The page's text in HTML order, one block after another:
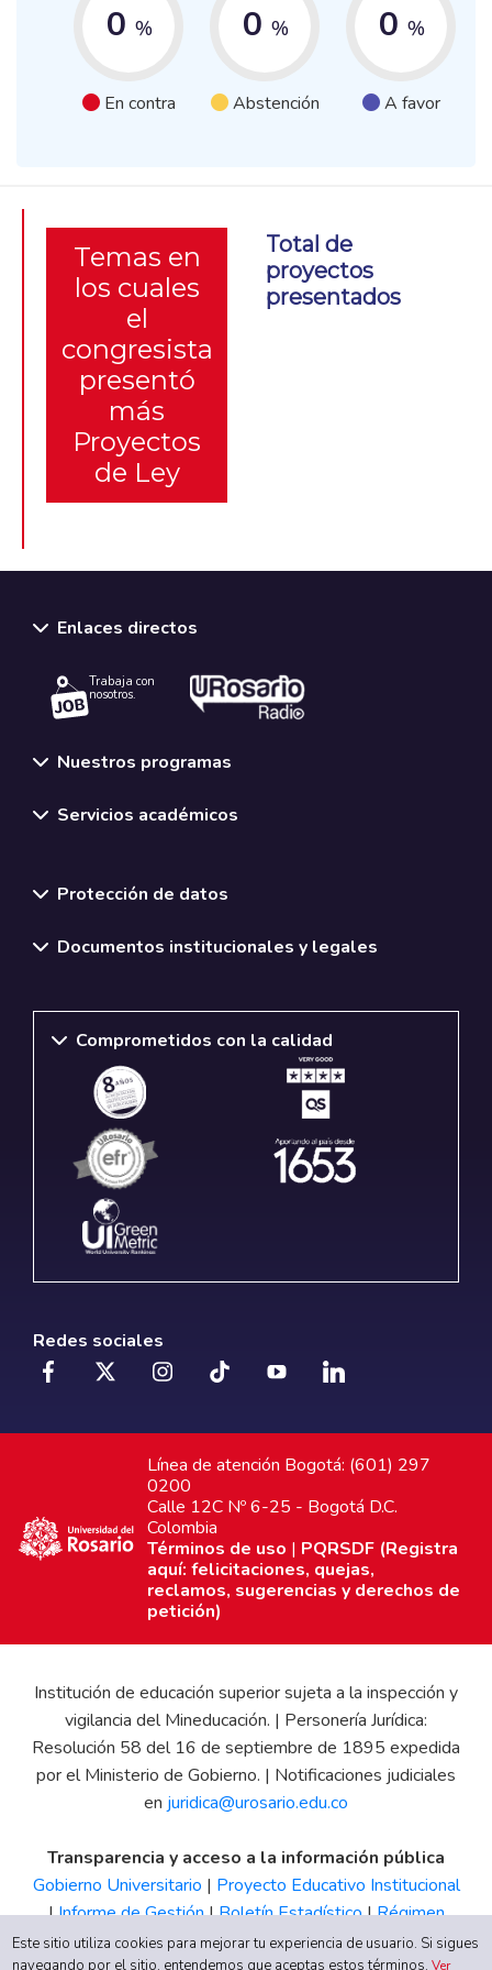
0 %
En contra
0 %
Abstención
0 %
A favor
Temas en
los cuales
el
congresista
presentó
más
Proyectos
de Ley
Total de
proyectos
presentados
Enlaces directos
Trabaja con
nosotros.
Nuestros programas
Servicios académicos
Protección de datos
Documentos institucionales y legales
Comprometidos con la calidad
Redes sociales
Línea de atención Bogotá: (601) 297
0200
Calle 12C Nº 6-25 - Bogotá D.C.
Colombia
Términos de uso | PQRSDF (Registra
aquí: felicitaciones, quejas,
reclamos, sugerencias y derechos de
petición)
Institución de educación superior sujeta a la inspección y
vigilancia del Mineducación. | Personería Jurídica:
Resolución 58 del 16 de septiembre de 1895 expedida
por el Ministerio de Gobierno. | Notificaciones judiciales
en juridica@urosario.edu.co
Transparencia y acceso a la información pública
Gobierno Universitario | Proyecto Educativo Institucional
|Informe de Gestión|Boletín Estadístico|Régimen
Tributario|Estados Financieros |Código de Ética| Canal
Este sitio utiliza cookies para mejorar tu experiencia de usuario. Si sigues
navegando por el sitio, entendemos que aceptas estos términos.Ver